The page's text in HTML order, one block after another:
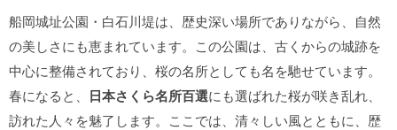
船岡城址公園・白石川堤は、歴史深い場所でありながら、自然
の美しさにも恵まれています。この公園は、古くからの城跡を
中心に整備されており、桜の名所としても名を馳せています。
春になると、 日本さくら名所百選にも選ばれた桜が咲き乱れ、
訪れた人々を魅了します。ここでは、清々しい風とともに、歴